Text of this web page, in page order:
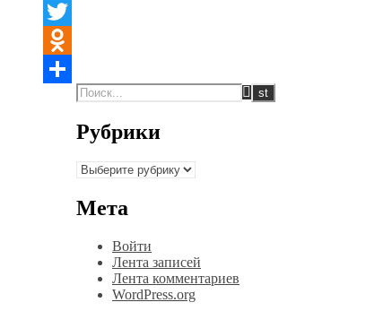
WhatsApp
Twitter
Odnoklassniki
Отправить
Рубрики
Рубрики
Мета
Войти
Лента записей
Лента комментариев
WordPress.org